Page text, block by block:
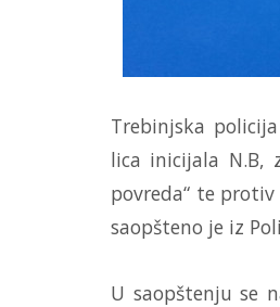
Trebinjska
lica inicijala N.B,
povreda“ te
saopšteno je iz
U saopštenju se